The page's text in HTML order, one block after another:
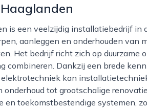
aanleggen en onderhouden van
Het bedrijf richt zich op duurzame
combineren. Dankzij een brede
kan
onderhoud tot grootschalige
en toekomstbestendige systemen,